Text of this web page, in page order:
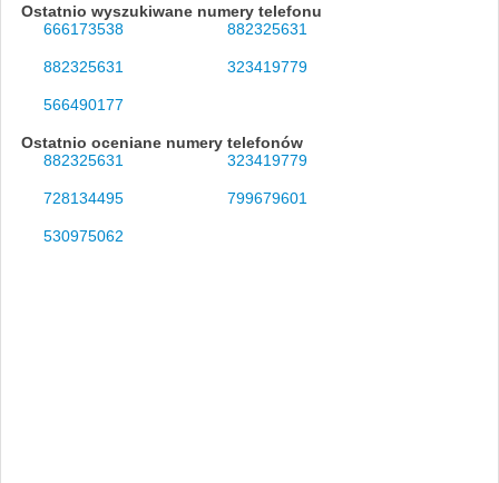
Ostatnio wyszukiwane numery telefonu
666173538
882325631
882325631 323419779
566490177
Ostatnio oceniane numery telefonów
882325631
323419779
728134495 799679601
530975062